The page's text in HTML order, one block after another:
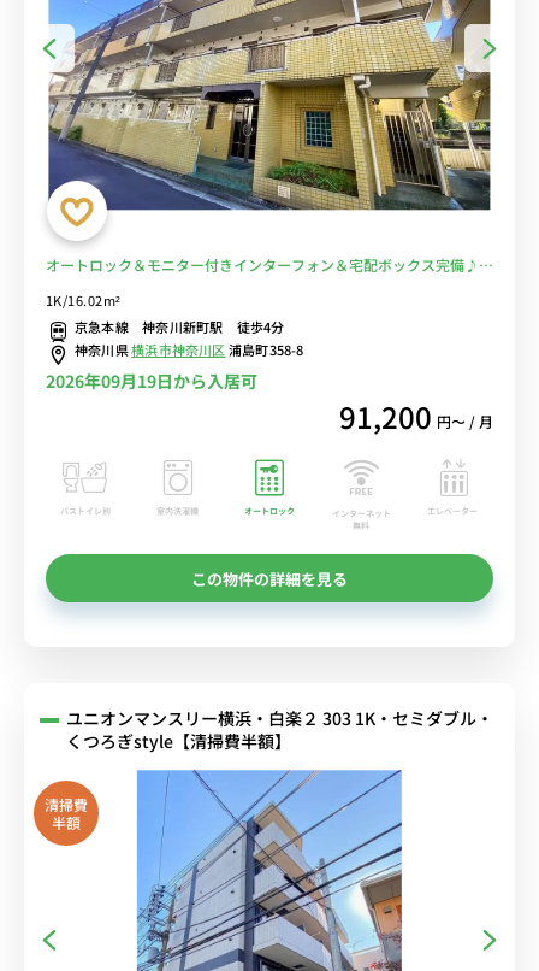
オートロック＆モニター付きインターフォン＆宅配ボックス完備♪人
乗換なし/神奈川県病院まで徒歩圏内■選べるWi-Fi格安レンタル中！
1K/16.02m²
京急本線 神奈川新町駅 徒歩4分
神奈川県横浜市神奈川区浦島町358-8
2026年09月19日から入居可
91,200 円〜 / 月
バストイレ別 室内洗濯機 オートロック
インターネット
無料
エレベーター
この物件の詳細を見る
ユニオンマンスリー横浜・白楽２ 303 1K・セミダブル・
くつろぎstyle【清掃費半額】
清掃費
半額